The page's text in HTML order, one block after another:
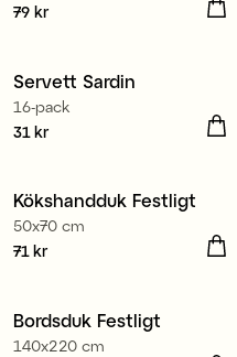
Pris:
79 kr
Servett Sardin
16-pack
Pris:
31 kr
Kökshandduk Festligt
50x70 cm
Pris:
71 kr
Bordsduk Festligt
140x220 cm